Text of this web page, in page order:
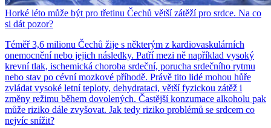
Horké léto může být pro třetinu Čechů větší zátěží pro srdce. Na co
si dát pozor?
Téměř 3,6 milionu Čechů žije s některým z kardiovaskulárních
onemocnění nebo jejich následky. Patří mezi ně například vysoký
krevní tlak, ischemická choroba srdeční, porucha srdečního rytmu
nebo stav po cévní mozkové příhodě. Právě tito lidé mohou hůře
zvládat vysoké letní teploty, dehydrataci, větší fyzickou zátěž i
změny režimu během dovolených. Častější konzumace alkoholu pak
může riziko dále zvyšovat. Jak tedy riziko problémů se srdcem co
nejvíc snížit?